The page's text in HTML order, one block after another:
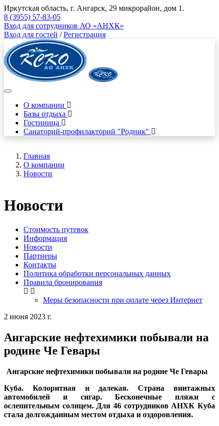
Иркутская область, г. Ангарск, 29 микрорайон, дом 1.
8 (3955) 57-83-05
Вход для сотрудников АО «АНХК»
Вход для гостей /Регистрация
О компании
Базы отдыха
Гостиница
Санаторий-профилакторий "Родник"
Главная
О компании
Новости
Новости
Стоимость путевок
Информация
Новости
Партнеры
Контакты
Политика обработки персональных данных
Правила бронирования
Меры безопасности при оплате через Интернет
2 июня 2023 г.
Ангарские нефтехимики побывали на
родине Че Гевары
Ангарские нефтехимики побывали на родине Че Гевары
Куба. Колоритная и далекая. Страна винтажных
автомобилей и сигар. Бесконечные пляжи с
ослепительным солнцем. Для 46 сотрудников АНХК Куба
стала долгожданным местом отдыха и оздоровления.